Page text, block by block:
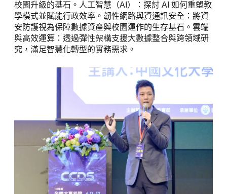
校園升級的基石。人工智慧（AI）：探討 AI 如何重塑教
學模式並賦能行政效率。韌性網路與資通訊安全：將資
安防護視為保障數據資產與校園運作的生存基石。雲端
與高效運算：透過彈性架構支援大數據整合與跨領域研
究，滿足智慧化轉型的實務需求。